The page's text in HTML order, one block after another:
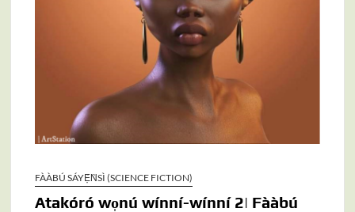
FÀÀBÚ SÁYẸ́ǸSÌ (SCIENCE FICTION)
Atakóró wo̩nú wínní-wínní 2| Fààbú